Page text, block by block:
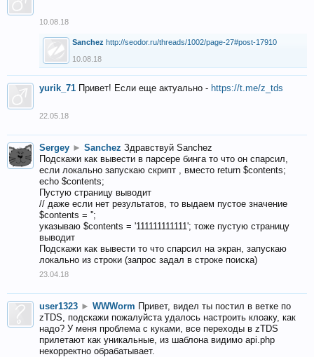
10.08.18
Sanchez http://seodor.ru/threads/1002/page-27#post-17910
10.08.18
yurik_71 Привет! Если еще актуально - https://t.me/z_tds
22.05.18
Sergey ► Sanchez Здравствуй Sanchez
Подскажи как вывести в парсере бинга то что он спарсил,
если локально запускаю скрипт , вместо return $contents;
echo $contents;
Пустую страницу выводит
// даже если нет результатов, то выдаем пустое значение
$contents = '';
указываю $contents = '111111111111'; тоже пустую страницу
выводит
Подскажи как вывести то что спарсил на экран, запускаю
локально из строки (запрос задал в строке поиска)
23.04.18
user1323 ► WWWorm Привет, видел ты постил в ветке по
zTDS, подскажи пожалуйста удалось настроить клоаку, как
надо? У меня проблема с куками, все переходы в zTDS
прилетают как уникальные, из шаблона видимо api.php
некорректно обрабатывает.